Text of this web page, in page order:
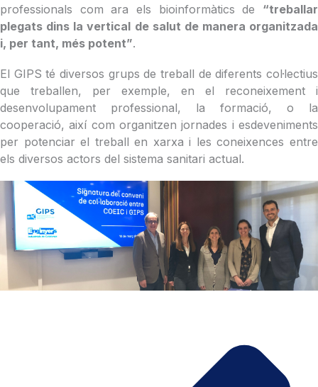
professionals com ara els bioinformàtics de “treballar
plegats dins la vertical de salut de manera organitzada
i, per tant, més potent”.
El GIPS té diversos grups de treball de diferents col·lectius
que treballen, per exemple, en el reconeixement i
desenvolupament professional, la formació, o la
cooperació, així com organitzen jornades i esdeveniments
per potenciar el treball en xarxa i les coneixences entre
els diversos actors del sistema sanitari actual.